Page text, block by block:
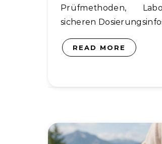
Prüfmethoden,
sicheren
READ MORE